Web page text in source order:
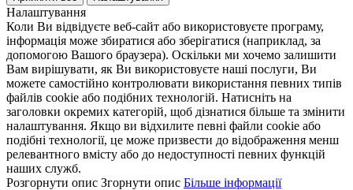
Налаштування
Коли Ви відвідуєте веб-сайт або використовуєте програму,
інформація може збиратися або зберігатися (наприклад, за
допомогою Вашого браузера). Оскільки ми хочемо залишити
Вам вирішувати, як Ви використовуєте наші послуги, Ви
можете самостійно контролювати використання певних типів
файлів cookie або подібних технологій. Натисніть на
заголовки окремих категорій, щоб дізнатися більше та змінити
налаштування. Якщо ви відхилите певні файли cookie або
подібні технології, це може призвести до відображення менш
релевантного вмісту або до недоступності певних функцій
наших служб.
Розгорнути опис Згорнути опис Більше інформації